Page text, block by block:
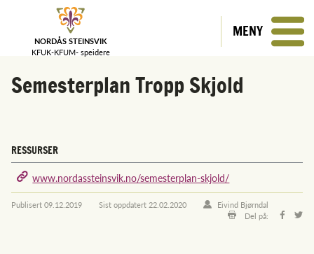
NORDÅS STEINSVIK
KFUK-KFUM- speidere
MENY
Semesterplan Tropp Skjold
RESSURSER
www.nordassteinsvik.no/semesterplan-skjold/
Publisert09.12.2019 Sist oppdatert 22.02.2020
Eivind Bjørndal
Del på: